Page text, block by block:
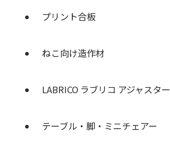
プリント合板
ねこ向け造作材
LABRICO ラブリコ アジャスター
テーブル・脚・ミニチェアー